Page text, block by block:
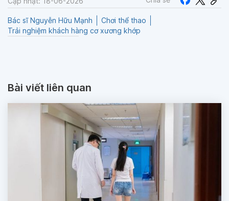
Bác sĩ Nguyễn Hữu Mạnh
Chơi thể thao
Trải nghiệm khách hàng cơ xương khớp
Bài viết liên quan